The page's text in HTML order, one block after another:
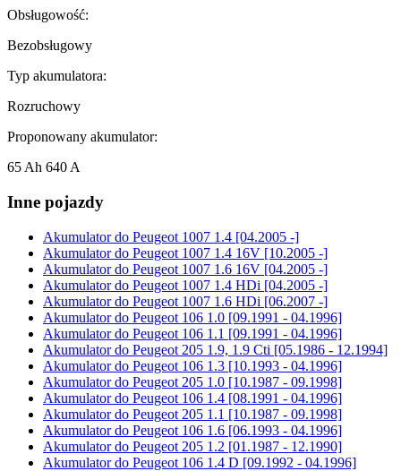
Obsługowość:
Bezobsługowy
Typ akumulatora:
Rozruchowy
Proponowany akumulator:
65 Ah 640 A
Inne pojazdy
Akumulator do Peugeot 1007 1.4 [04.2005 -]
Akumulator do Peugeot 1007 1.4 16V [10.2005 -]
Akumulator do Peugeot 1007 1.6 16V [04.2005 -]
Akumulator do Peugeot 1007 1.4 HDi [04.2005 -]
Akumulator do Peugeot 1007 1.6 HDi [06.2007 -]
Akumulator do Peugeot 106 1.0 [09.1991 - 04.1996]
Akumulator do Peugeot 106 1.1 [09.1991 - 04.1996]
Akumulator do Peugeot 205 1.9, 1.9 Cti [05.1986 - 12.1994]
Akumulator do Peugeot 106 1.3 [10.1993 - 04.1996]
Akumulator do Peugeot 205 1.0 [10.1987 - 09.1998]
Akumulator do Peugeot 106 1.4 [08.1991 - 04.1996]
Akumulator do Peugeot 205 1.1 [10.1987 - 09.1998]
Akumulator do Peugeot 106 1.6 [06.1993 - 04.1996]
Akumulator do Peugeot 205 1.2 [01.1987 - 12.1990]
Akumulator do Peugeot 106 1.4 D [09.1992 - 04.1996]